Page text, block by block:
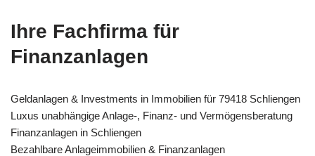
Ihre Fachfirma für
Finanzanlagen
Geldanlagen & Investments in Immobilien für 79418 Schliengen
Luxus unabhängige Anlage-, Finanz- und Vermögensberatung
Finanzanlagen in Schliengen
Bezahlbare Anlageimmobilien & Finanzanlagen